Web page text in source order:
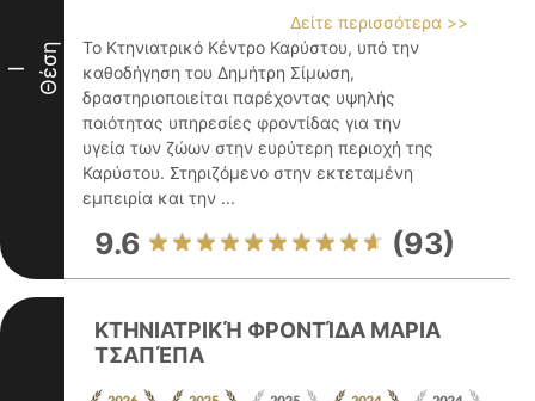
I Θέση
Δείτε περισσότερα >>
Το Κτηνιατρικό Κέντρο Καρύστου, υπό την
καθοδήγηση του Δημήτρη Σίμωση,
δραστηριοποιείται παρέχοντας υψηλής
ποιότητας υπηρεσίες φροντίδας για την
υγεία των ζώων στην ευρύτερη περιοχή της
Καρύστου. Στηριζόμενο στην εκτεταμένη
εμπειρία και την ...
9.6 (93)
ΚΤΗΝΙΑΤΡΙΚΉ ΦΡΟΝΤΊΔΑ ΜΑΡΙΑ
ΤΣΑΠΈΠΑ